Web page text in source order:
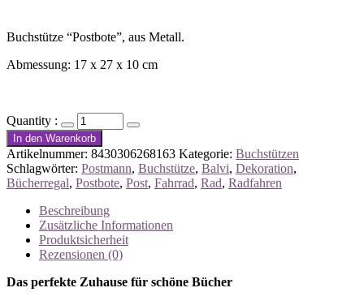
Buchstütze “Postbote”, aus Metall.
Abmessung: 17 x 27 x 10 cm
Quantity :
In den Warenkorb
Artikelnummer: 8430306268163 Kategorie: Buchstützen
Schlagwörter: Postmann, Buchstütze, Balvi, Dekoration,
Bücherregal, Postbote, Post, Fahrrad, Rad, Radfahren
Beschreibung
Zusätzliche Informationen
Produktsicherheit
Rezensionen (0)
Das perfekte Zuhause für schöne Bücher